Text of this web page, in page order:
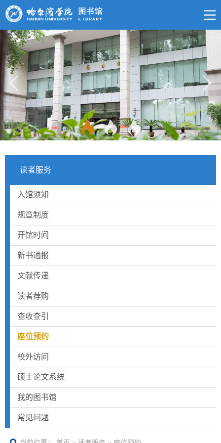
读者服务
入馆须知
规章制度
开馆时间
新书通报
文献传递
读者荐购
查收查引
座位预约
校外访问
硕士论文系统
我的图书馆
常见问题